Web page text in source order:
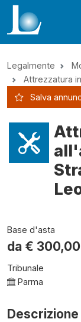
Legalmente
Attrezzatura
Salva
Base d'asta
da € 300,00
Tribunale
Parma
Descrizione